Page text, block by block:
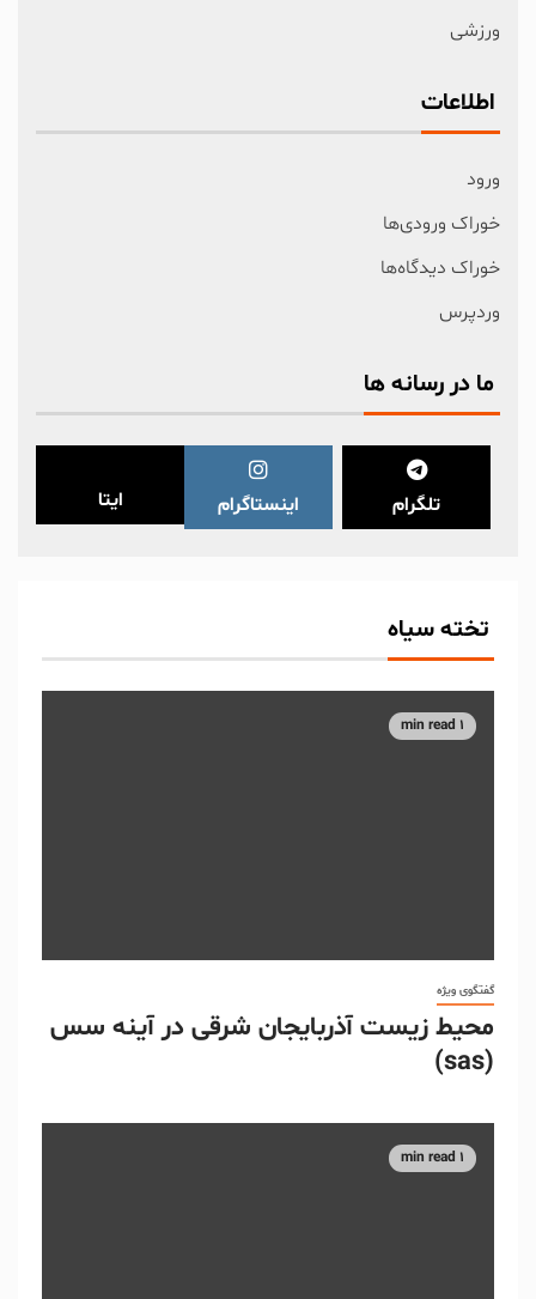
ورزشی
اطلاعات
ورود
خوراک ورودی‌ها
خوراک دیدگاه‌ها
وردپرس
ما در رسانه ها
تلگرام اینستاگرام ایتا
تخته سیاه
1 min read
گفتگوی ویژه
محیط زیست آذربایجان شرقی در آینه سس
(sas)
1 min read